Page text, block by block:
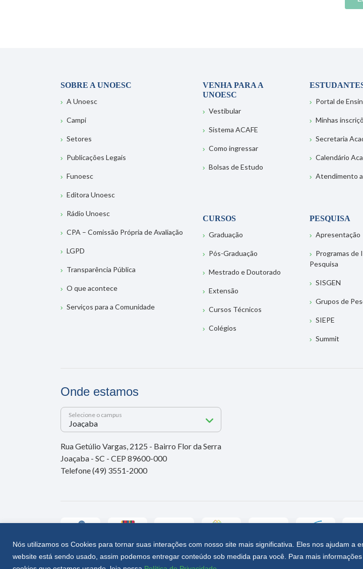
Nós utilizamos os Cookies para tornar suas interações com nosso site mais significativa. Eles nos ajudam a
website está sendo usado, assim podemos entregar conteúdo sob medida para você. Para mais
SOBRE A UNOESC
A Unoesc
Campi
Setores
Publicações Legais
Funoesc
Editora Unoesc
Rádio Unoesc
CPA – Comissão Própria de Avaliação
LGPD
Transparência Pública
O que acontece
Serviços para a Comunidade
VENHA PARA A
UNOESC
Vestibular
Sistema ACAFE
Como ingressar
Bolsas de Estudo
Portal de
Minhas
Secretaria
Calendário
Atendimento
CURSOS
Graduação
Pós-Graduação
Mestrado e Doutorado
Extensão
Cursos Técnicos
Colégios
PESQUISA
Apresentação
Programas de
Pesquisa
SISGEN
Grupos de
SIEPE
Summit
Onde estamos
Selecione o campus
Rua Getúlio Vargas, 2125 - Bairro Flor da Serra
Joaçaba - SC - CEP 89600-000
Telefone (49) 3551-2000
Unoesc © 2026 - Todos os direitos reservados